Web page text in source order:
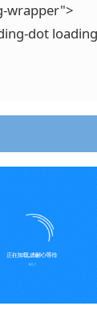
wrapper">
dot